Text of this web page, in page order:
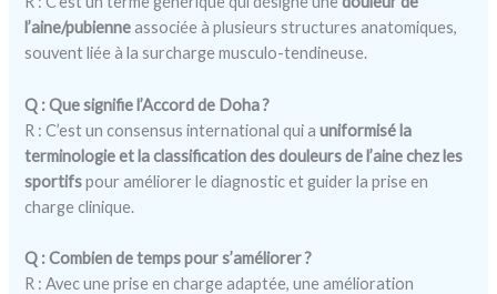
l’aine/pubienneassociée à plusieurs structures anatomiques,
souvent liée à la surcharge musculo-tendineuse.
Q : Que signifie l’Accord de Doha ?
R : C’est un consensus international qui auniformisé la
terminologie et la classification des douleurs de l’aine chez les
sportifspour améliorer le diagnostic et guider la prise en
charge clinique.
Q : Combien de temps pour s’améliorer ?
R : Avec une prise en charge adaptée, une amélioration